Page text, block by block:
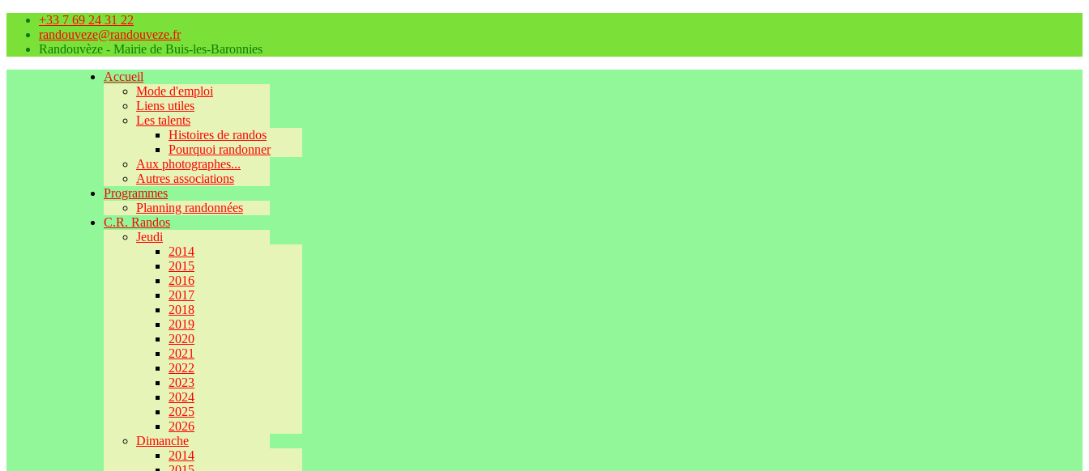
+33 7 69 24 31 22
randouveze@randouveze.fr
Randouvèze - Mairie de Buis-les-Baronnies
Accueil
Mode d'emploi
Liens utiles
Les talents
Histoires de randos
Pourquoi randonner
Aux photographes...
Autres associations
Programmes
Planning randonnées
C.R. Randos
Jeudi
2014
2015
2016
2017
2018
2019
2020
2021
2022
2023
2024
2025
2026
Dimanche
2014